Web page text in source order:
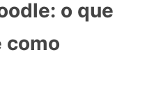
o que
como